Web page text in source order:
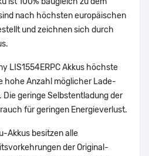
nach höchsten europäischen
und zeichnen sich durch
LIS1554ERPC Akkus höchste
hohe Anzahl möglicher Lade-
geringe Selbstentladung der
für geringen Energieverlust.
Akkus besitzen alle
der Original-